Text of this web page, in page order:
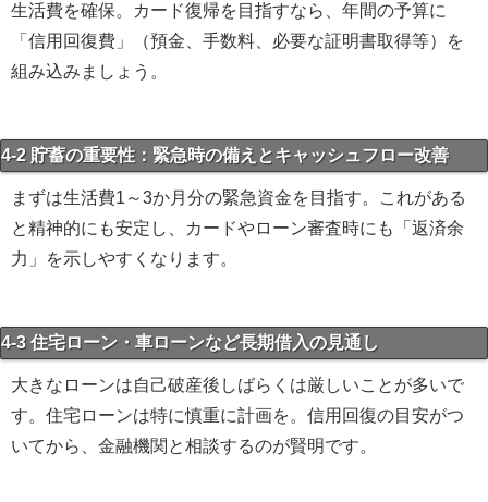
生活費を確保。カード復帰を目指すなら、年間の予算に
「信用回復費」（預金、手数料、必要な証明書取得等）を
組み込みましょう。
4-2 貯蓄の重要性：緊急時の備えとキャッシュフロー改善
まずは生活費1～3か月分の緊急資金を目指す。これがある
と精神的にも安定し、カードやローン審査時にも「返済余
力」を示しやすくなります。
4-3 住宅ローン・車ローンなど長期借入の見通し
大きなローンは自己破産後しばらくは厳しいことが多いで
す。住宅ローンは特に慎重に計画を。信用回復の目安がつ
いてから、金融機関と相談するのが賢明です。